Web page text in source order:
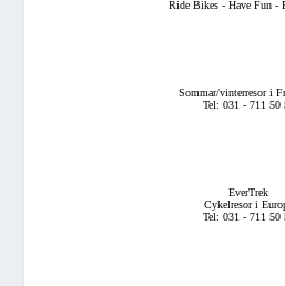
Ride Bikes - Have Fun -
Sommar/vinterresor i
Tel: 031 - 711 50
EverTrek
Cykelresor i
Tel: 031 - 711 50